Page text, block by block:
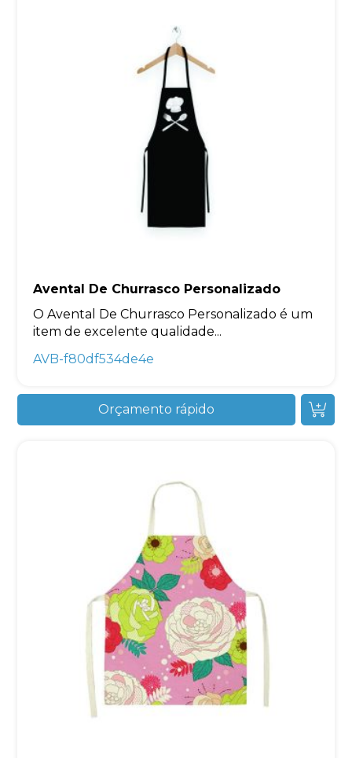
Avental De Churrasco Personalizado
O Avental De Churrasco Personalizado é um
item de excelente qualidade...
AVB-f80df534de4e
Orçamento rápido